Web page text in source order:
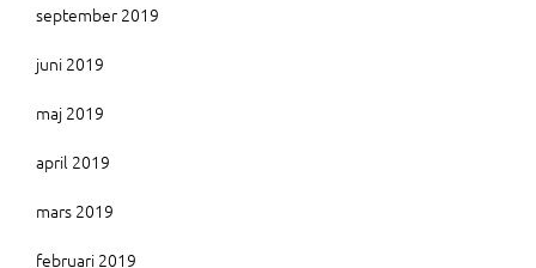
september 2019
juni 2019
maj 2019
april 2019
mars 2019
februari 2019